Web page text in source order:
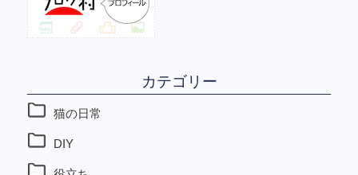
カテゴリー
猫の日常
DIY